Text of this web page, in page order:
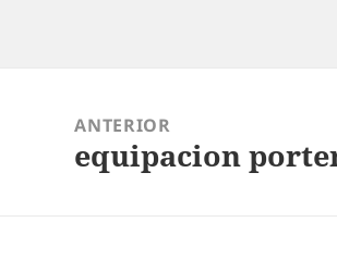
entradas
ANTERIOR
Entrada
equipacion